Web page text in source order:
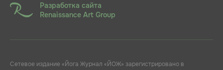
Разработка сайта
Renaissance Art Group
Сетевое издание «Йога Журнал «ЙОЖ» зарегистрировано в